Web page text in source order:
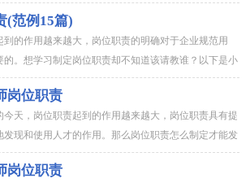
围和相应的责任两部分组成。制定岗位职...
(范例15篇)
的作用越来越大，岗位职责的明确对于企业规范用
的。想学习制定岗位职责却不知道该请教谁？以下是小
，供大家参考借鉴，希望可以帮助到有需要...
岗位职责
天，岗位职责起到的作用越来越大，岗位职责具有提
发现和使用人才的作用。那么岗位职责怎么制定才能发
小编为大家整理的美术老师岗位职责，欢...
岗位职责